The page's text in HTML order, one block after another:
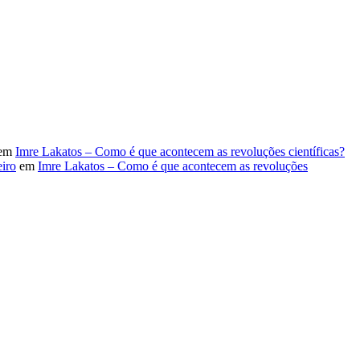
Imre Lakatos – Como é que acontecem as revoluções científicas?
em Imre Lakatos – Como é que acontecem as revoluções